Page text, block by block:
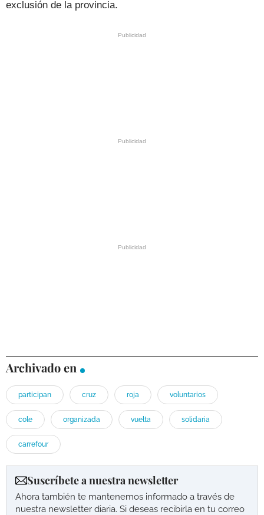
exclusión de la provincia.
Archivado en
participan cruz roja voluntarios
cole organizada vuelta solidaria
carrefour
Suscríbete a nuestra newsletter
Ahora también te mantenemos informado a través de
nuestra newsletter diaria. Si deseas recibirla en tu correo